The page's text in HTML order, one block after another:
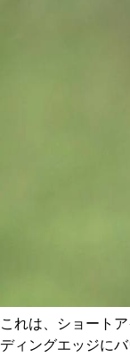
これは、ショート
ディングエッジに